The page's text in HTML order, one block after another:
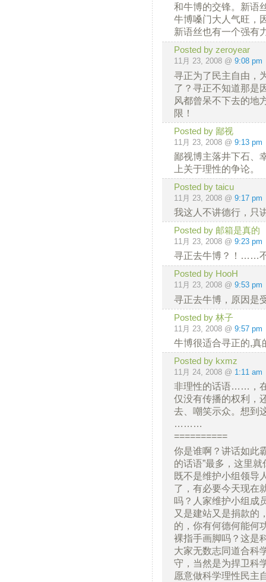
和牛博的交锋。新语
牛博嗓门大人气旺，
新语丝也有一个强
Posted by zeroyear
11月 23, 2008 @ 9:08 pm
寻正为了民主自由，
了？寻正不知道那是
风都曾呆不下去的地
限！
Posted by 鄙视
11月 23, 2008 @ 9:13 pm
鄙视博主落井下石、
上关于理性的争论。
Posted by taicu
11月 23, 2008 @ 9:17 pm
我这人不讲德行，只
Posted by 邮箱是真的
11月 23, 2008 @ 9:23 pm
寻正去牛博？！……
Posted by HooH
11月 23, 2008 @ 9:53 pm
寻正去牛博，原因是
Posted by 林子
11月 23, 2008 @ 9:57 pm
牛博很适合寻正的,真
Posted by kxmz
11月 24, 2008 @ 1:11 am
非理性的话语……，
仅没有传播的权利，
去、嘲笑示众。想到
………
==========
你是谁啊？讲话如此
的话语”最多，这里
既不是维护小组领导
了，有必要今天现在
吗？人家维护小组成
又是建站又是捐款的
的，你有何德何能何
裸指手画脚吗？这是
大家无数志同道合科
守，当然是为捍卫科
愿意做科学理性民主